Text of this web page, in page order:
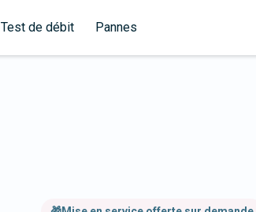
Test de débit Pannes